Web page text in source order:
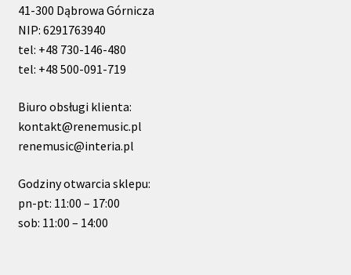
41-300 Dąbrowa Górnicza
NIP: 6291763940
tel: +48 730-146-480
tel: +48 500-091-719
Biuro obsługi klienta:
kontakt@renemusic.pl
renemusic@interia.pl
Godziny otwarcia sklepu:
pn-pt: 11:00 – 17:00
sob: 11:00 – 14:00